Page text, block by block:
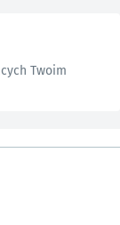
Twoim